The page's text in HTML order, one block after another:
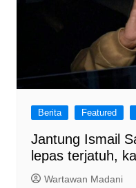
Berita Featured
Jantung Ismail
lepas terjatuh,
Wartawan Madani